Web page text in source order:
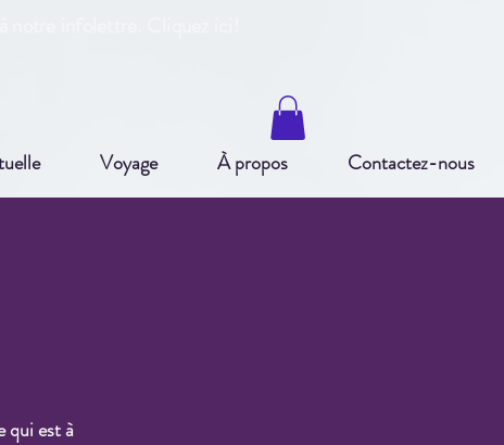
Voyage À propos Contactez-nous
qui est à